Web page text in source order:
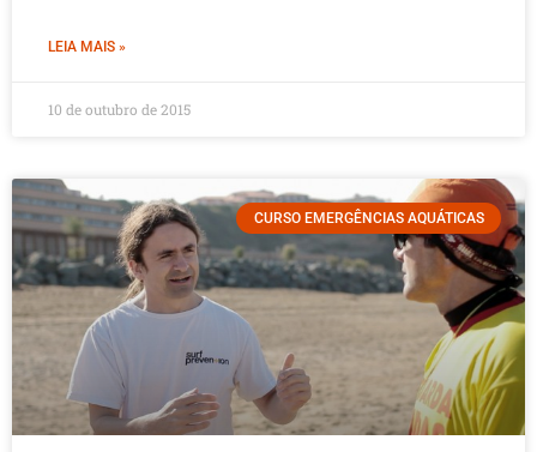
LEIA MAIS »
10 de outubro de 2015
CURSO EMERGÊNCIAS AQUÁTICAS